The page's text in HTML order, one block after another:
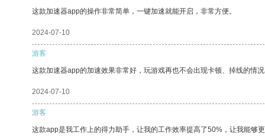
这款加速器app的操作非常简单，一键加速就能开启，非常方便。
2024-07-10
游客
这款加速器app的加速效果非常好，玩游戏再也不会出现卡顿、掉线的情
2024-07-10
游客
这款app是我工作上的得力助手，让我的工作效率提高了50%，让我能够更